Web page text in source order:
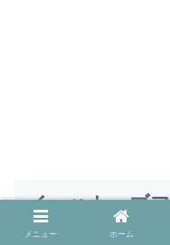
イーハトーブ
セス方法！
メニュー ホーム